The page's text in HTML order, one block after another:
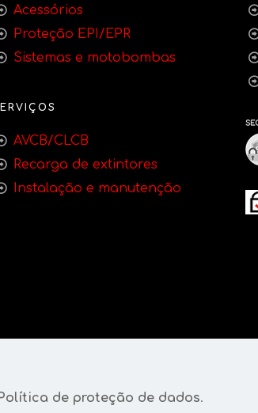
Acessórios
Proteção EPI/EPR
Sistemas e motobombas
AVCB/CLCB
Recarga de extintores
Instalação e manutenção
de proteção de dados.